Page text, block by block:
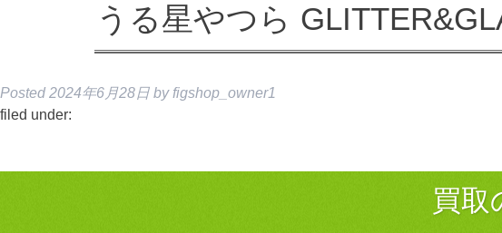
うる星やつら
Posted 2024年6月28日 by figshop_owner1
filed under:
買取